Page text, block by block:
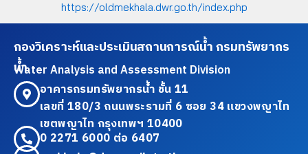
https://oldmekhala.dwr.go.th/index.php
กองวิเคราะห์และประเมินสถานการณ์น้ำ กรมทรัพยากร
น้ำ
Water Analysis and Assessment Division
อาคารกรมทรัพยากรน้ำ ชั้น 11
เลขที่ 180/3 ถนนพระรามที่ 6 ซอย 34 แขวงพญาไท
เขตพญาไท กรุงเทพฯ 10400
0 2271 6000 ต่อ 6407